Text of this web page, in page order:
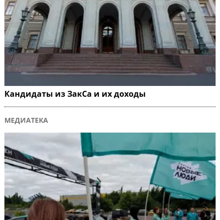
Кандидаты из ЗакСа и их доходы
МЕДИАТЕКА